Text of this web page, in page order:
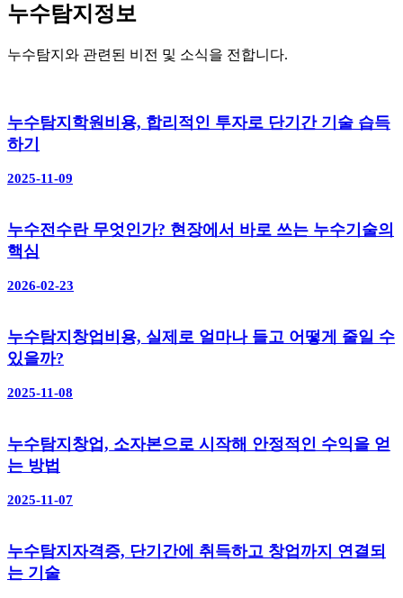
누수탐지정보
누수탐지와 관련된 비전 및 소식을 전합니다.
누수탐지학원비용, 합리적인 투자로 단기간 기술 습득
하기
2025-11-09
누수전수란 무엇인가? 현장에서 바로 쓰는 누수기술의
핵심
2026-02-23
누수탐지창업비용, 실제로 얼마나 들고 어떻게 줄일 수
있을까?
2025-11-08
누수탐지창업, 소자본으로 시작해 안정적인 수익을 얻
는 방법
2025-11-07
누수탐지자격증, 단기간에 취득하고 창업까지 연결되
는 기술